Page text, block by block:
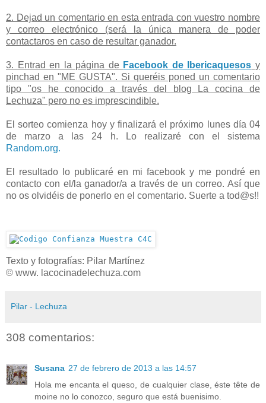
2. Dejad un comentario en esta entrada con vuestro nombre
y correo electrónico (será la única manera de poder
contactaros en caso de resultar ganador.
3. Entrad en la página de Facebook de Ibericaquesos y
pinchad en "ME GUSTA". Si queréis poned un comentario
tipo "os he conocido a través del blog La cocina de
Lechuza" pero no es imprescindible.
El sorteo comienza hoy y finalizará el próximo lunes día 04
de marzo a las 24 h. Lo realizaré con el sistema
Random.org.
El resultado lo publicaré en mi facebook y me pondré en
contacto con el/la ganador/a a través de un correo. Así que
no os olvidéis de ponerlo en el comentario. Suerte a tod@s!!
Texto y fotografías: Pilar Martínez
© www. lacocinadelechuza.com
Pilar - Lechuza
308 comentarios:
Susana 27 de febrero de 2013 a las 14:57
Hola me encanta el queso, de cualquier clase, éste tête de
moine no lo conozco, seguro que está buenisimo.